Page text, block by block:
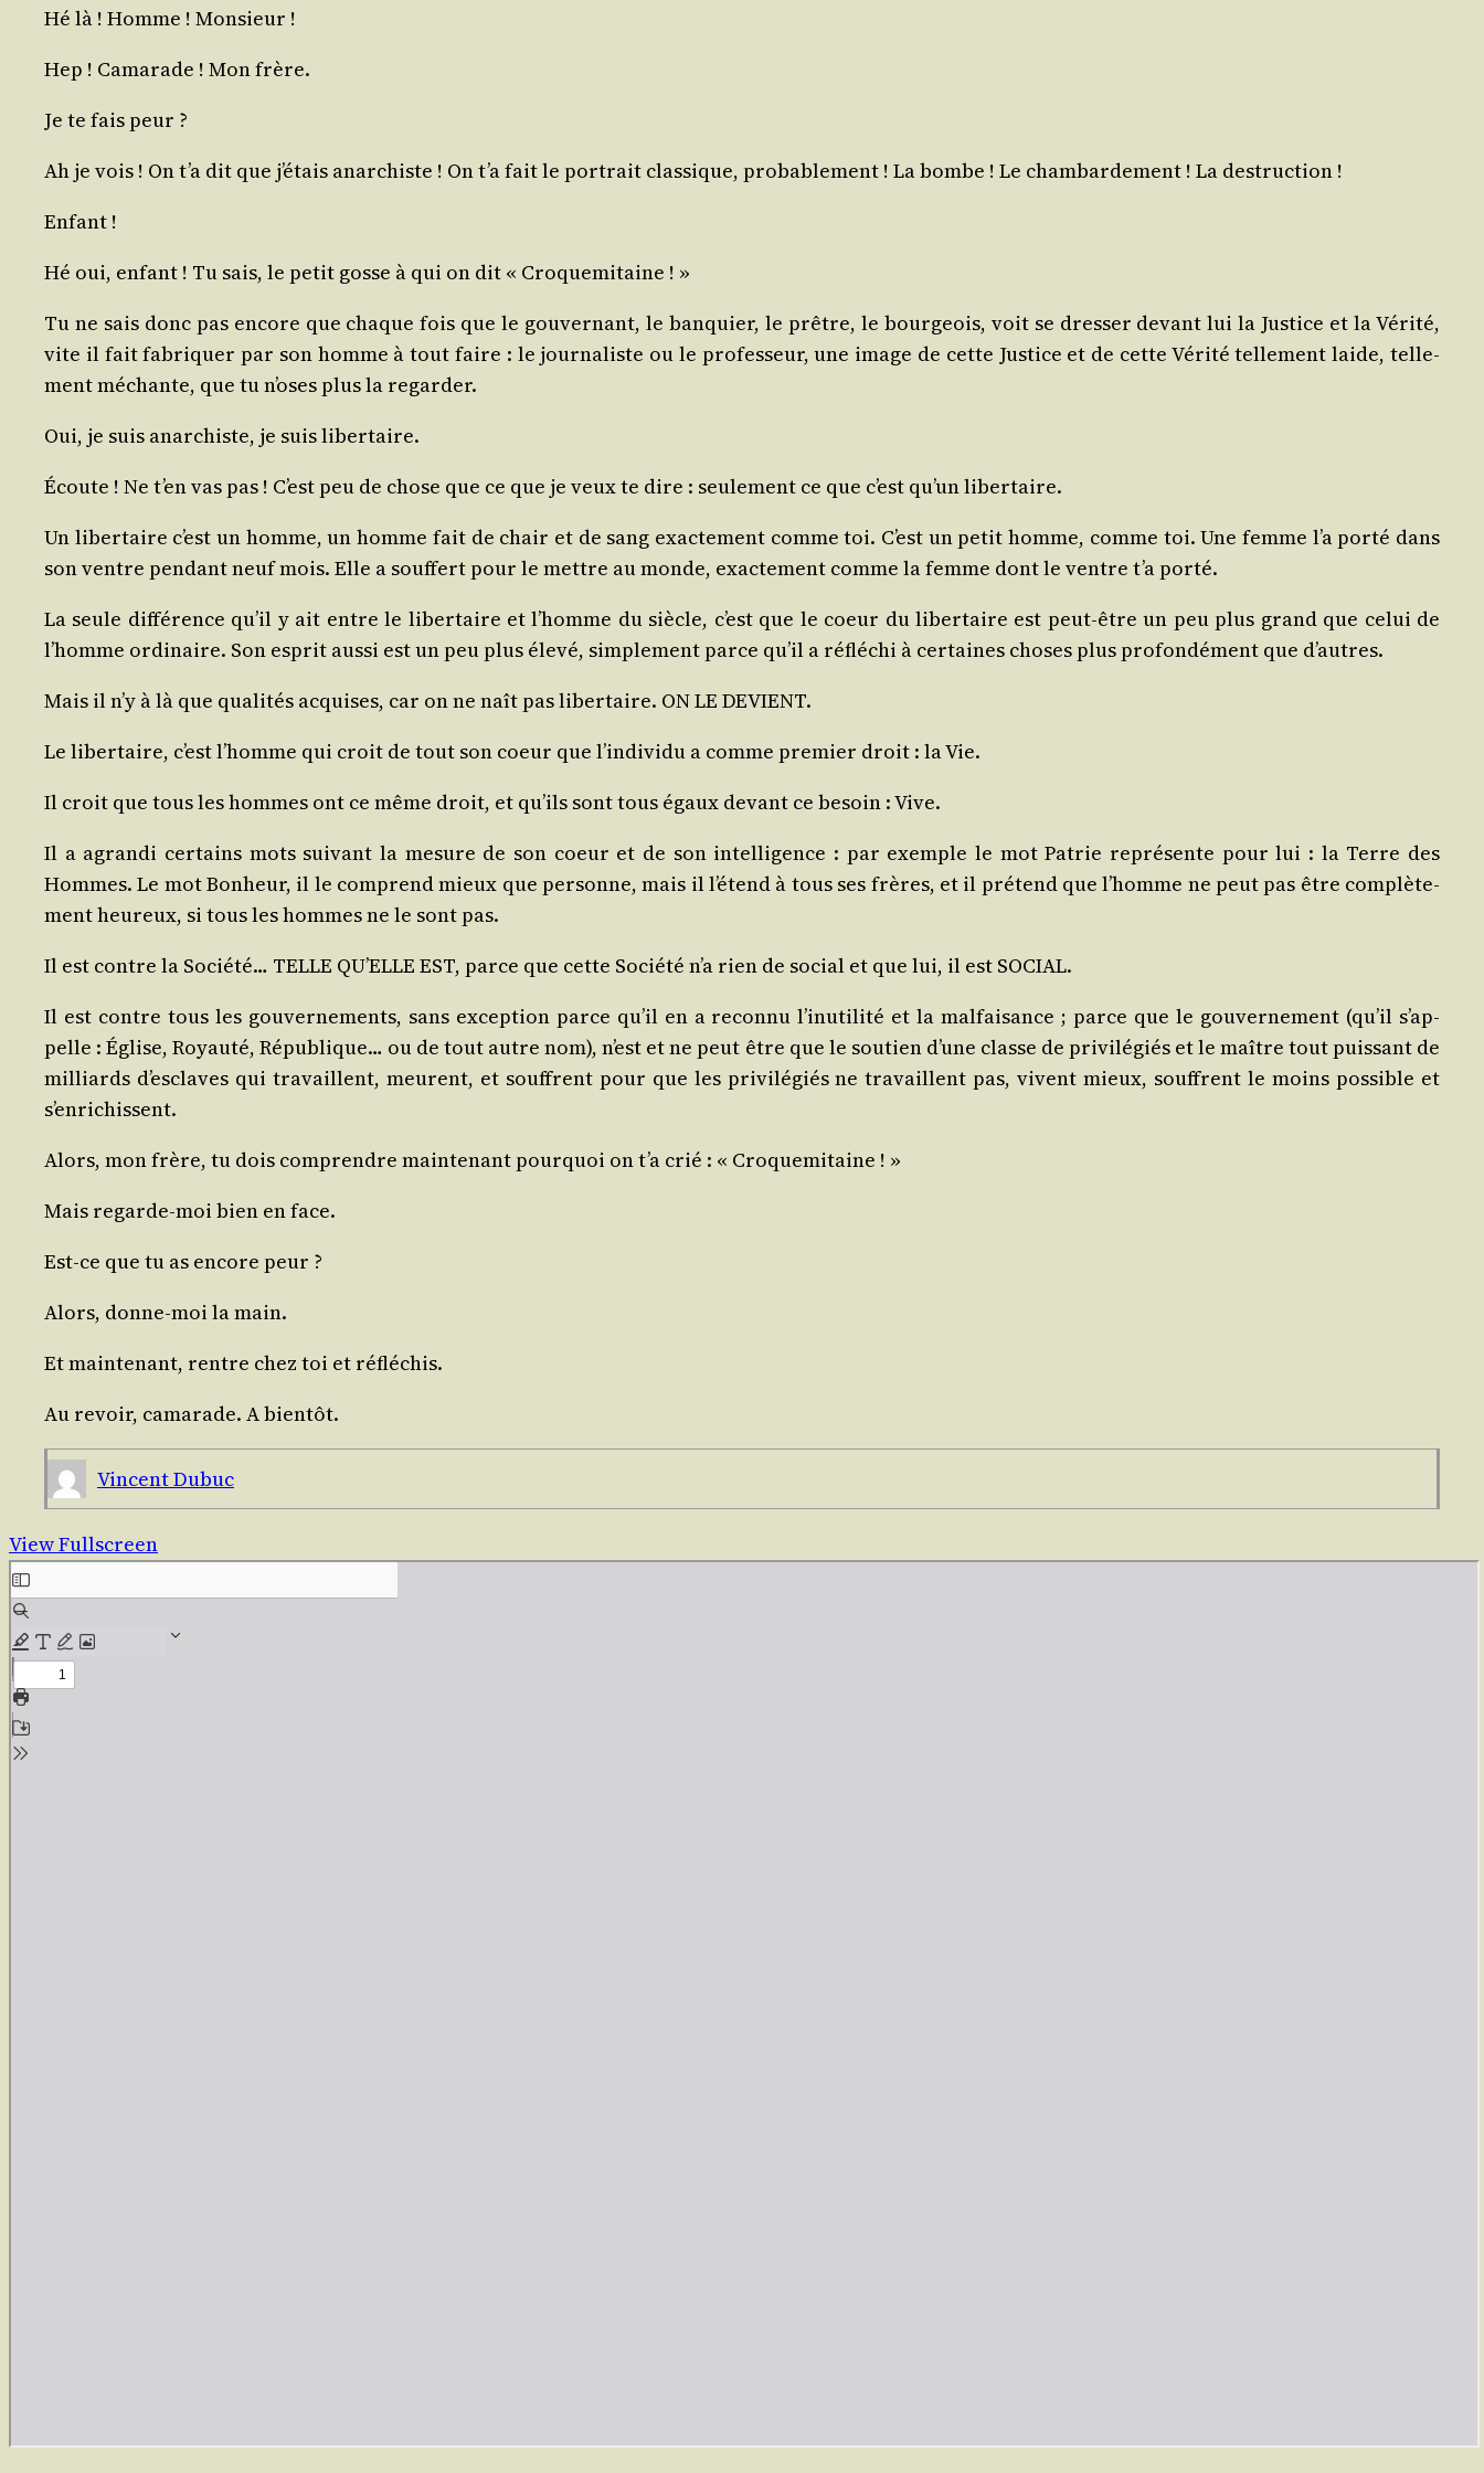
Hé là ! Homme ! Monsieur !
Hep ! Cama­rade ! Mon frère.
Je te fais peur ?
Ah je vois ! On t’a dit que j’é­tais anar­chiste ! On t’a fait le por­trait clas­sique, pro­ba­ble­ment ! La bombe ! Le cham­bar­de­ment ! La destruction !
Enfant !
Hé oui, enfant ! Tu sais, le petit gosse à qui on dit « Croquemitaine ! »
Tu ne sais donc pas encore que chaque fois que le gou­ver­nant, le ban­quier, le prêtre, le bour­geois, voit se dres­ser devant lui la Jus­tice et la Véri­té,
vite il fait fabri­quer par son homme à tout faire : le jour­na­liste ou le pro­fes­seur, une image de cette Jus­tice et de cette Véri­té tel­le­ment laide, tel­le­
ment méchante, que tu n’oses plus la regarder.
Oui, je suis anar­chiste, je suis libertaire.
Écoute ! Ne t’en vas pas ! C’est peu de chose que ce que je veux te dire : seule­ment ce que c’est qu’un libertaire.
Un liber­taire c’est un homme, un homme fait de chair et de sang exac­te­ment comme toi. C’est un petit homme, comme toi. Une femme l’a por­té dans
son ventre pen­dant neuf mois. Elle a souf­fert pour le mettre au monde, exac­te­ment comme la femme dont le ventre t’a porté.
La seule dif­fé­rence qu’il y ait entre le liber­taire et l’homme du siècle, c’est que le coeur du liber­taire est peut-être un peu plus grand que celui de
l’homme ordi­naire. Son esprit aus­si est un peu plus éle­vé, sim­ple­ment parce qu’il a réflé­chi à cer­taines choses plus pro­fon­dé­ment que d’autres.
Mais il n’y à là que qua­li­tés acquises, car on ne naît pas liber­taire. ON LE DEVIENT.
Le liber­taire, c’est l’homme qui croit de tout son coeur que l’in­di­vi­du a comme pre­mier droit : la Vie.
Il croit que tous les hommes ont ce même droit, et qu’ils sont tous égaux devant ce besoin : Vive.
Il a agran­di cer­tains mots sui­vant la mesure de son coeur et de son intel­li­gence : par exemple le mot Patrie repré­sente pour lui : la Terre des
Hommes. Le mot Bon­heur, il le com­prend mieux que per­sonne, mais il l’é­tend à tous ses frères, et il pré­tend que l’homme ne peut pas être com­plè­te­
ment heu­reux, si tous les hommes ne le sont pas.
Il est contre la Socié­té… TELLE QU’ELLE EST, parce que cette Socié­té n’a rien de social et que lui, il est SOCIAL.
Il est contre tous les gou­ver­ne­ments, sans excep­tion parce qu’il en a recon­nu l’i­nu­ti­li­té et la mal­fai­sance ; parce que le gou­ver­ne­ment (qu’il s’ap­
pelle : Église, Royau­té, Répu­blique… ou de tout autre nom), n’est et ne peut être que le sou­tien d’une classe de pri­vi­lé­giés et le maître tout puis­sant de
mil­liards d’es­claves qui tra­vaillent, meurent, et souffrent pour que les pri­vi­lé­giés ne tra­vaillent pas, vivent mieux, souffrent le moins pos­sible et
s’enrichissent.
Alors, mon frère, tu dois com­prendre main­te­nant pour­quoi on t’a crié : « Croquemitaine ! »
Mais regarde-moi bien en face.
Est-ce que tu as encore peur ?
Alors, donne-moi la main.
Et main­te­nant, rentre chez toi et réfléchis.
Au revoir, cama­rade. A bientôt.
Vincent Dubuc
View Fullscreen